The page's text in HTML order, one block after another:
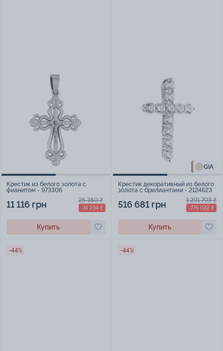
Крестик из белого золота с
фианитом - 973306
11 116 грн 25 350 ₴
-14 234 ₴
Купить
GIA
Крестик декоративный из белого
золота с брилиантами - 2124623
516 681 грн 1 291 703 ₴
-775 022 ₴
Купить
-44% -44%